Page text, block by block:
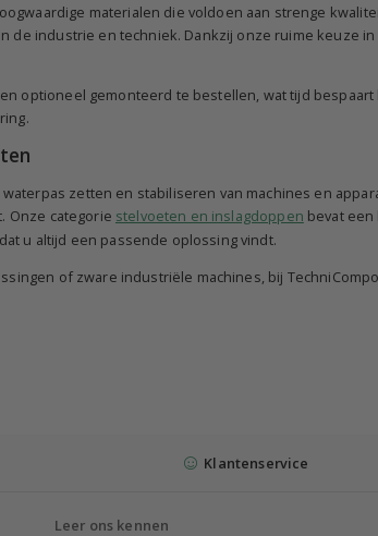
materialen die voldoen aan strenge
de industrie en techniek. Dankzij onze ruime keuze
optioneel gemonteerd te bestellen, wat tijd
zetten en stabiliseren van machines en
Onze categorie stelvoeten en inslagdoppen bevat
u altijd een passende oplossing vindt.
of zware industriële machines, bij
Klantenservice
Leer ons kennen